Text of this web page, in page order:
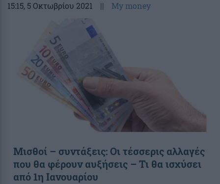
15:15, 5 Οκτωβρίου 2021 || My money
Μισθοί – συντάξεις: Οι τέσσερις αλλαγές
που θα φέρουν αυξήσεις – Τι θα ισχύσει
από 1η Ιανουαρίου